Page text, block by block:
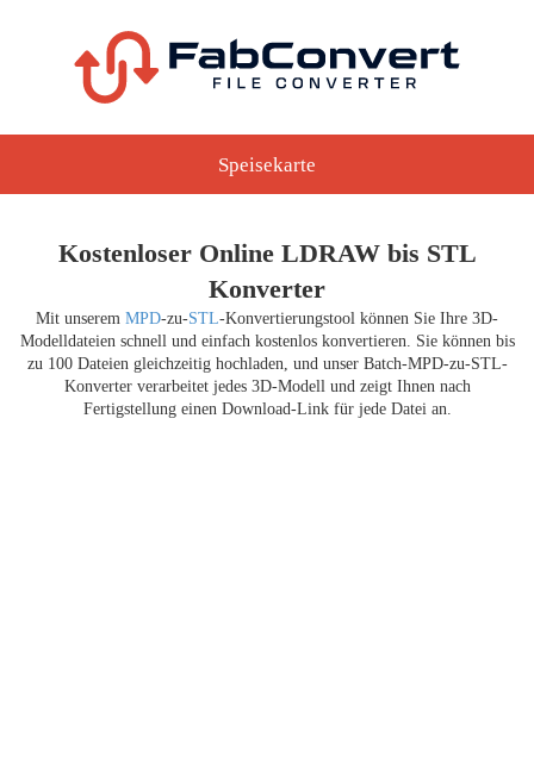
Speisekarte
Kostenloser Online LDRAW bis STL
Konverter
Mit unserem MPD-zu-STL-Konvertierungstool können Sie Ihre 3D-
Modelldateien schnell und einfach kostenlos konvertieren. Sie können bis
zu 100 Dateien gleichzeitig hochladen, und unser Batch-MPD-zu-STL-
Konverter verarbeitet jedes 3D-Modell und zeigt Ihnen nach
Fertigstellung einen Download-Link für jede Datei an.